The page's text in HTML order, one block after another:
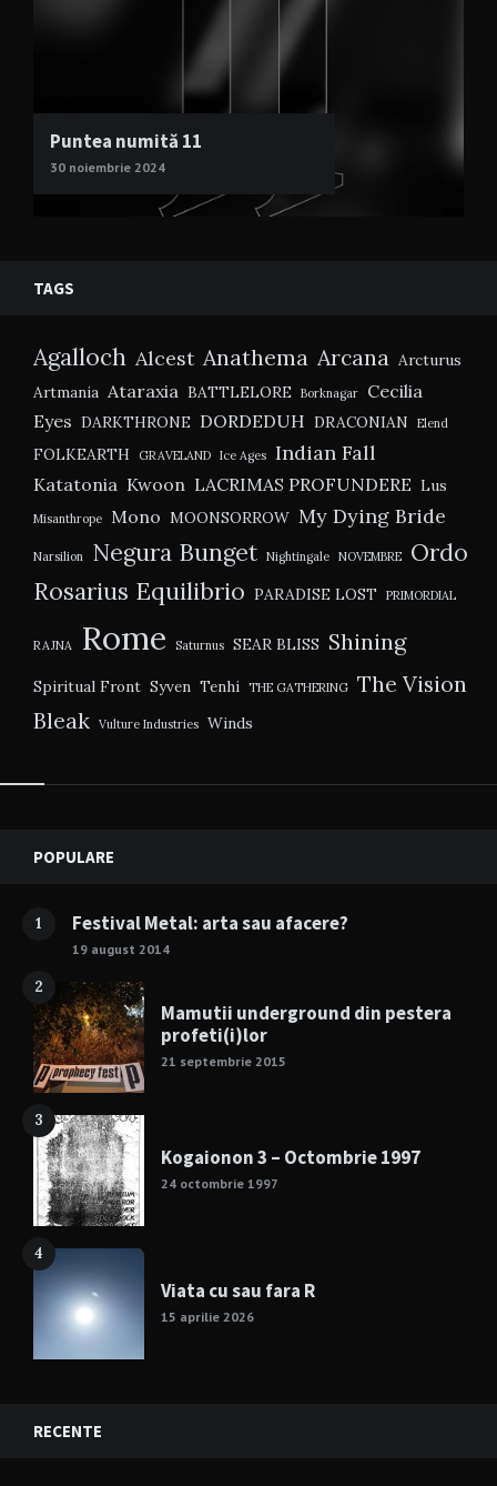
Puntea numită 11
30 noiembrie 2024
TAGS
Agalloch Alcest Anathema Arcana Arcturus
Artmania Ataraxia BATTLELORE Borknagar
Cecilia
Eyes DARKTHRONE DORDEDUH DRACONIAN Elend
FOLKEARTH GRAVELAND Ice Ages Indian Fall
Katatonia Kwoon LACRIMAS PROFUNDERE Lus
Misanthrope Mono MOONSORROW My Dying Bride
Narsilion Negura Bunget Nightingale NOVEMBRE
Ordo
Rosarius Equilibrio PARADISE LOST PRIMORDIAL
RAJNA Rome Saturnus SEAR BLISS Shining
Spiritual Front Syven Tenhi THE GATHERING The Vision
Bleak Vulture Industries Winds
Widgets
POPULARE
1 Festival Metal: arta sau afacere?
19 august 2014
2
Mamutii underground din pestera
profeti(i)lor
21 septembrie 2015
3
Kogaionon 3 – Octombrie 1997
24 octombrie 1997
4
Viata cu sau fara R
15 aprilie 2026
RECENTE